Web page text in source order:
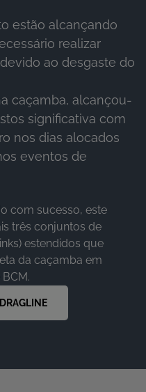
estão alcançando
realizar
ao desgaste do
caçamba, alcançou-
significativa com
nos dias alocados
eventos de
com sucesso, este
três conjuntos de
estendidos que
da caçamba em